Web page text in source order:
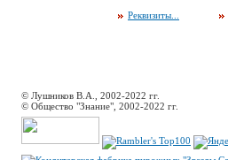
Реквизиты...
© Лушников В.А., 2002-2022 гг.
© Общество "Знание", 2002-2022 гг.